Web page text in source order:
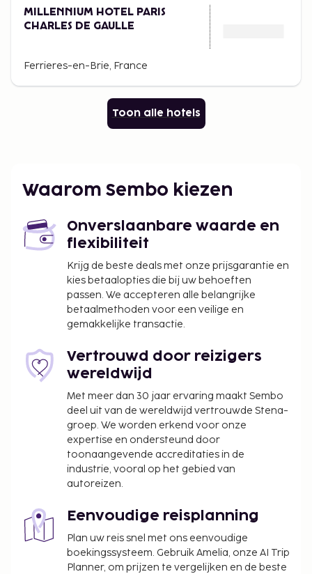
MILLENNIUM HOTEL PARIS
CHARLES DE GAULLE
Ferrieres-en-Brie, France
Toon alle hotels
Waarom Sembo kiezen
Onverslaanbare waarde en
flexibiliteit
Krijg de beste deals met onze prijsgarantie en
kies betaalopties die bij uw behoeften
passen. We accepteren alle belangrijke
betaalmethoden voor een veilige en
gemakkelijke transactie.
Vertrouwd door reizigers
wereldwijd
Met meer dan 30 jaar ervaring maakt Sembo
deel uit van de wereldwijd vertrouwde Stena-
groep. We worden erkend voor onze
expertise en ondersteund door
toonaangevende accreditaties in de
industrie, vooral op het gebied van
autoreizen.
Eenvoudige reisplanning
Plan uw reis snel met ons eenvoudige
boekingssysteem. Gebruik Amelia, onze AI Trip
Planner, om prijzen te vergelijken en de beste